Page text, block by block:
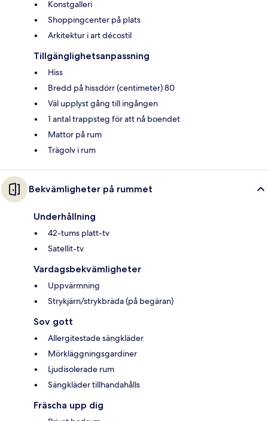
Konstgalleri
Shoppingcenter på plats
Arkitektur i art décostil
Tillgänglighetsanpassning
Hiss
Bredd på hissdörr (centimeter) 80
Väl upplyst gång till ingången
1 antal trappsteg för att nå boendet
Mattor på rum
Trägolv i rum
Bekvämligheter på rummet
Underhållning
42-tums platt-tv
Satellit-tv
Vardagsbekvämligheter
Uppvärmning
Strykjärn/strykbräda (på begäran)
Sov gott
Allergitestade sängkläder
Mörkläggningsgardiner
Ljudisolerade rum
Sängkläder tillhandahålls
Fräscha upp dig